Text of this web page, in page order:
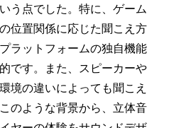
う点でした。特に、ゲーム
位置関係に応じた聞こえ方
ラットフォームの独自機能
です。また、スピーカーや
境の違いによっても聞こえ
のような背景から、立体音